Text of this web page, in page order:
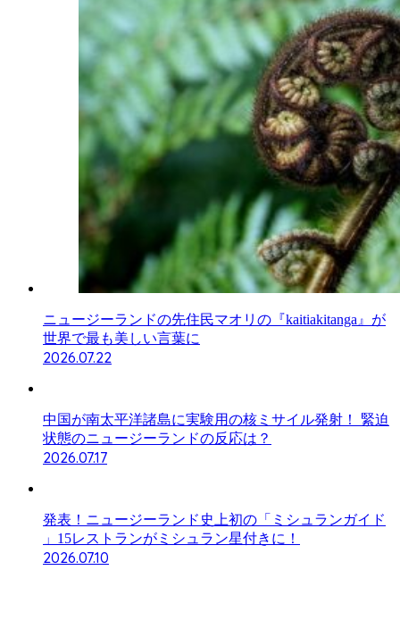
ニュージーランドの先住民マオリの『kaitiakitanga』が
世界で最も美しい言葉に
2026.07.22
中国が南太平洋諸島に実験用の核ミサイル発射！ 緊迫
状態のニュージーランドの反応は？
2026.07.17
発表！ニュージーランド史上初の「ミシュランガイド
」15レストランがミシュラン星付きに！
2026.07.10